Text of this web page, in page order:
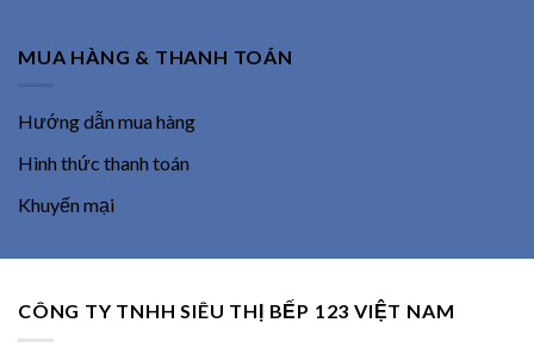
MUA HÀNG & THANH TOÁN
Hướng dẫn mua hàng
Hình thức thanh toán
Khuyến mại
CÔNG TY TNHH SIÊU THỊ BẾP 123 VIỆT NAM